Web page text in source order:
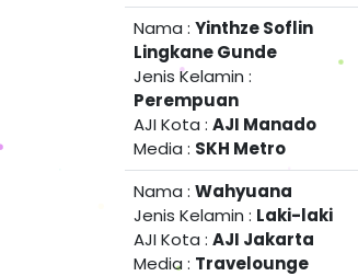
Nama : Yinthze Soflin
Lingkane Gunde
Jenis Kelamin :
Perempuan
AJI Kota : AJI Manado
Media : SKH Metro
Nama : Wahyuana
Jenis Kelamin : Laki-laki
AJI Kota : AJI Jakarta
Media : Travelounge